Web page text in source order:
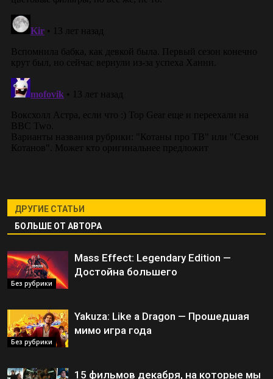
ДРУГИЕ СТАТЬИ
БОЛЬШЕ ОТ АВТОРА
Без рубрики
Mass Effect: Legendary Edition —
Достойна большего
Без рубрики
Yakuza: Like a Dragon — Прошедшая
мимо игра года
15 фильмов декабря, на которые мы